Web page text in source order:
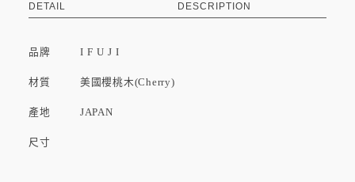
DETAIL DESCRIPTION
品牌 I F U J I
材質 美國櫻桃木(Cherry)
產地 JAPAN
尺寸